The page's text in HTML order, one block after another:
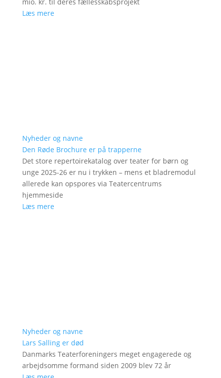
Læs mere
Nyheder og navne
Den Røde Brochure er på trapperne
Det store repertoirekatalog over teater for børn og
unge 2025-26 er nu i trykken – mens et bladremodul
allerede kan opspores via Teatercentrums
hjemmeside
Læs mere
Nyheder og navne
Lars Salling er død
Danmarks Teaterforeningers meget engagerede og
arbejdsomme formand siden 2009 blev 72 år